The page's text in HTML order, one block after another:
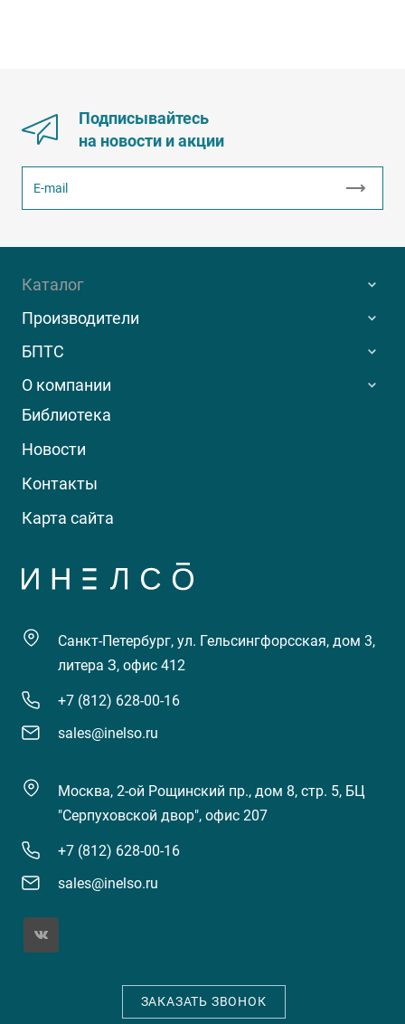
Подписывайтесь
на новости и акции
Каталог
Производители
БПТС
О компании
Библиотека
Новости
Контакты
Карта сайта
Санкт-Петербург, ул. Гельсингфорсская, дом 3,
литера З, офис 412
+7 (812) 628-00-16
sales@inelso.ru
Москва, 2-ой Рощинский пр., дом 8, стр. 5, БЦ
"Серпуховской двор", офис 207
+7 (812) 628-00-16
sales@inelso.ru
ЗАКАЗАТЬ ЗВОНОК